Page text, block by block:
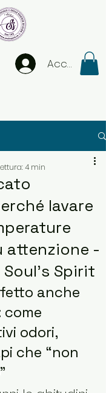
Accedi
lavare
attenzione -
Spirit
4 min
anche
come
odori,
che “non